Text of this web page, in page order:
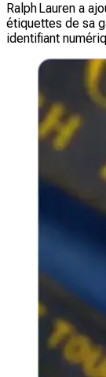
Ralph Lauren a
étiquettes de sa
identifiant